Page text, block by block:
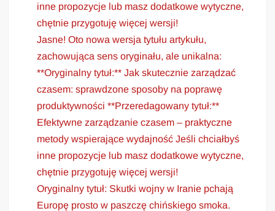
inne propozycje lub masz dodatkowe wytyczne,
chętnie przygotuję więcej wersji!
Jasne! Oto nowa wersja tytułu artykułu,
zachowująca sens oryginału, ale unikalna:
**Oryginalny tytuł:** Jak skutecznie zarządzać
czasem: sprawdzone sposoby na poprawę
produktywności **Przeredagowany tytuł:**
Efektywne zarządzanie czasem – praktyczne
metody wspierające wydajność Jeśli chciałbyś
inne propozycje lub masz dodatkowe wytyczne,
chętnie przygotuję więcej wersji!
Oryginalny tytuł: Skutki wojny w Iranie pchają
Europę prosto w paszczę chińskiego smoka.